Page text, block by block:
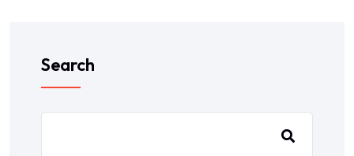
Search